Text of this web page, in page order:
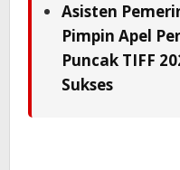
Asisten
Pimpin Apel
Puncak TIFF
Sukses